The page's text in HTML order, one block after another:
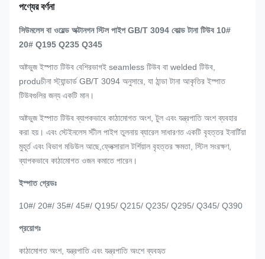
পণ্যের বর্ণনা
সিউমলেস বা ওয়েল্ড অক্টানগন স্টিল পাইপ GB/T 3094 কোল্ড টানা টিউব 10#
20# Q195 Q235 Q345
অষ্টভুজ ইস্পাত টিউব বেশিরভাগই seamless টিউব বা welded টিউব,
produচীনা স্ট্যান্ডার্ড GB/T 3094 অনুসারে, যা ঠান্ডা টানা আকৃতির ইস্পাত
টিউবগুলির জন্য একটি মান।
অষ্টভুজ ইস্পাত টিউব ব্যাপকভাবে কাঠামোগত অংশ, টুল এবং যন্ত্রপাতি অংশ ব্যবহার
করা হয়। এবং স্টেইনলেস স্টীল পাইপ তুলনায় ব্যারেল সাধারণত একটি বৃহত্তর ইনার্টিয়া
মুহূর্ত এবং বিভাগ মডিউল আছে,ফ্লেক্সারাল টর্শিয়াল বৃহত্তর ক্ষমতা, স্টিল সংরক্ষণ,
ব্যাপকভাবে কাঠামোগত ওজন কমাতে পারেন।
ইস্পাত গ্রেডঃ
10#/ 20#/ 35#/ 45#/ Q195/ Q215/ Q235/ Q295/ Q345/ Q390
প্রয়োগঃ
কাঠামোগত অংশ, যন্ত্রপাতি এবং যন্ত্রপাতি অংশে ব্যবহৃত